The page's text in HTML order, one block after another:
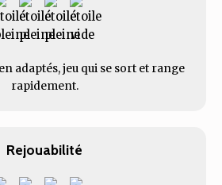
adaptés, jeu qui se sort et range
rapidement.
Rejouabilité